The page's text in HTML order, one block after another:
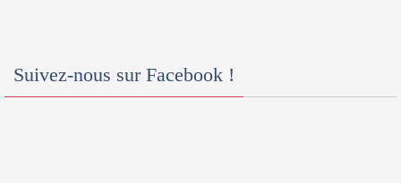
Suivez-nous sur Facebook !